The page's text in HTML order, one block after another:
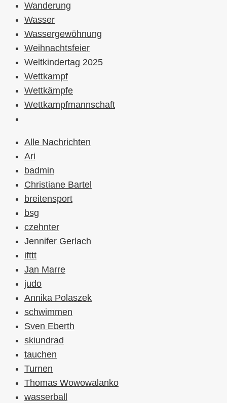
Wanderung
Wasser
Wassergewöhnung
Weihnachtsfeier
Weltkindertag 2025
Wettkampf
Wettkämpfe
Wettkampfmannschaft
Alle Nachrichten
Ari
badmin
Christiane Bartel
breitensport
bsg
czehnter
Jennifer Gerlach
ifttt
Jan Marre
judo
Annika Polaszek
schwimmen
Sven Eberth
skiundrad
tauchen
Turnen
Thomas Wowowalanko
wasserball